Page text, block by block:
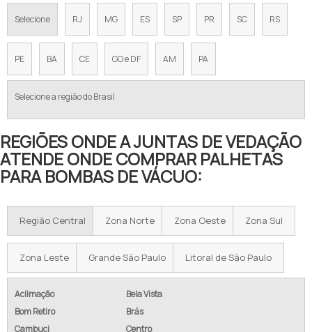
Selecione RJ MG ES SP PR SC RS
PE BA CE GO e DF AM PA
Selecione a região do Brasil
REGIÕES ONDE A JUNTAS DE VEDAÇÃO
ATENDE ONDE COMPRAR PALHETAS
PARA BOMBAS DE VÁCUO:
Região Central Zona Norte Zona Oeste Zona Sul
Zona Leste Grande São Paulo Litoral de São Paulo
Aclimação
Bela Vista
Bom Retiro
Brás
Cambuci
Centro